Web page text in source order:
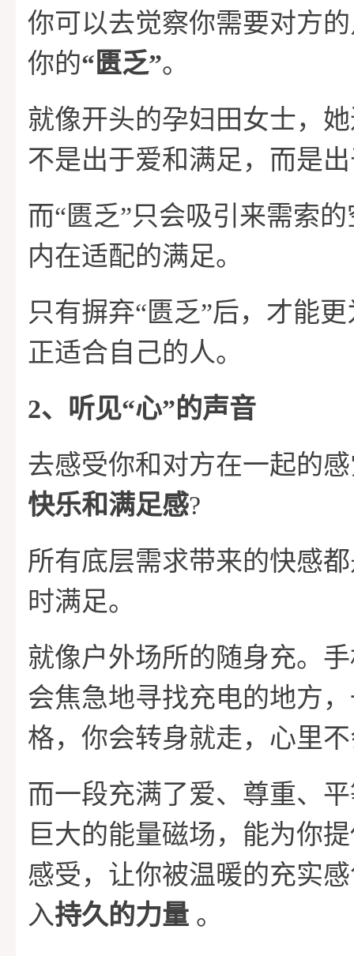
你可以去觉察你需要对方
你的“匮乏”。
就像开头的孕妇田女士，
不是出于爱和满足，而是
而“匮乏”只会吸引来需索
内在适配的满足。
只有摒弃“匮乏”后，才能
正适合自己的人。
2、听见“心”的声音
去感受你和对方在一起的
快乐和满足感?
所有底层需求带来的快感
时满足。
就像户外场所的随身充。
会焦急地寻找充电的地方
格，你会转身就走，心里
而一段充满了爱、尊重、
巨大的能量磁场，能为你
感受，让你被温暖的充实
入持久的力量 。